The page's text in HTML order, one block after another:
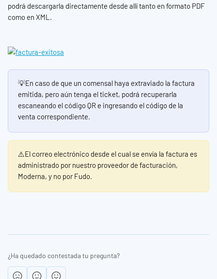
podrá descargarla directamente desde allí tanto en formato PDF
como en XML.
💡En caso de que un comensal haya extraviado la factura
emitida, pero aún tenga el ticket, podrá recuperarla
escaneando el código QR e ingresando el código de la
venta correspondiente.
⚠️El correo electrónico desde el cual se envía la factura es
administrado por nuestro proveedor de facturación,
Moderna, y no por Fudo.
¿Ha quedado contestada tu pregunta?